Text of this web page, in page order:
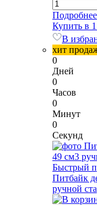
Подробнее
Купить в
В
хит
0
Дней
0
Часов
0
Минут
0
Секунд
Быстрый
Питбайк
ручной